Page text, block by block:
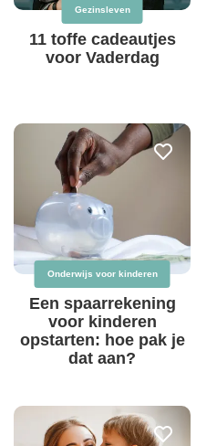
Gezinsleven
11 toffe cadeautjes
voor Vaderdag
Onderwijs voor kinderen
Een spaarrekening
voor kinderen
opstarten: hoe pak je
dat aan?